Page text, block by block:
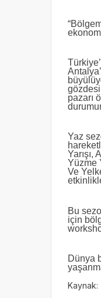
pazarı
Yaz
Yarışı,
Yüzme
Ve
Bu
için
Dünya
Kaynak: